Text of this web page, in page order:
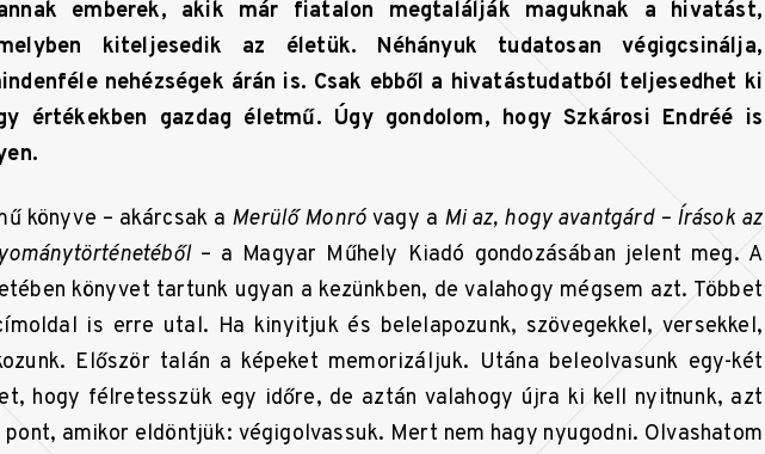
emberek, akik már fiatalon megtalálják maguknak a hivatást,
kiteljesedik az életük. Néhányuk tudatosan végigcsinálja,
nehézségek árán is. Csak ebből a hivatástudatból teljesedhet ki
értékekben gazdag életmű. Úgy gondolom, hogy Szkárosi Endréé is
könyve – akárcsak a Merülő Monró vagy a Mi az, hogy avantgárd – Írások az
– a Magyar Műhely Kiadó gondozásában jelent meg. A
könyvet tartunk ugyan a kezünkben, de valahogy mégsem azt. Többet
is erre utal. Ha kinyitjuk és belelapozunk, szövegekkel, versekkel,
Először talán a képeket memorizáljuk. Utána beleolvasunk egy-két
hogy félretesszük egy időre, de aztán valahogy újra ki kell nyitnunk, azt
pont, amikor eldöntjük: végigolvassuk. Mert nem hagy nyugodni. Olvashatom